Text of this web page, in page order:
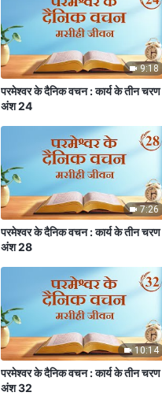
9:18
परमेश्वर के दैनिक वचन : कार्य के तीन चरण |
अंश 24
7:26
परमेश्वर के दैनिक वचन : कार्य के तीन चरण |
अंश 28
10:14
परमेश्वर के दैनिक वचन : कार्य के तीन चरण |
अंश 32